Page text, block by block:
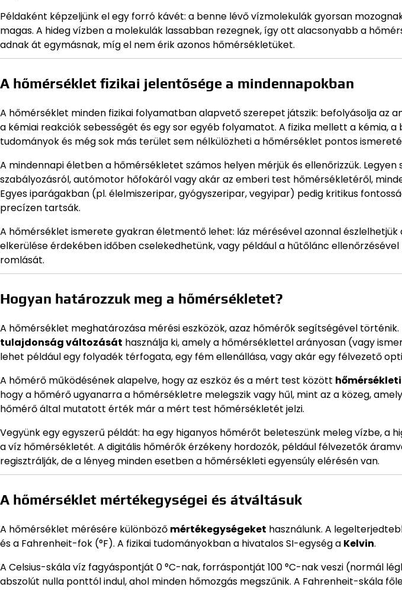
Példaként képzeljünk el egy forró kávét: a benne lévő vízmolekulák gyorsan
magas. A hideg vízben a molekulák lassabban rezegnek, így ott alacsonyabb a
adnak át egymásnak, míg el nem érik azonos hőmérsékletüket.
A hőmérséklet fizikai jelentősége a mindennapokban
A hőmérséklet minden fizikai folyamatban alapvető szerepet játszik: befolyásolja az
a kémiai reakciók sebességét és egy sor egyéb folyamatot. A fizika mellett a kémia,
tudományok és még sok más terület sem nélkülözheti a hőmérséklet pontos
A mindennapi életben a hőmérsékletet számos helyen mérjük és ellenőrizzük. Legyen
szabályozásról, autómotor hőfokáról vagy akár az emberi test hőmérsékletéről,
Egyes iparágakban (pl. élelmiszeripar, gyógyszeripar, vegyipar) pedig kritikus
precízen tartsák.
A hőmérséklet ismerete gyakran életmentő lehet: láz mérésével azonnal
elkerülése érdekében időben cselekedhetünk, vagy például a hűtőlánc
romlását.
Hogyan határozzuk meg a hőmérsékletet?
A hőmérséklet meghatározása mérési eszközök, azaz hőmérők segítségével
tulajdonság változását használja ki, amely a hőmérséklettel arányosan (vagy
lehet például egy folyadék térfogata, egy fém ellenállása, vagy akár egy félvezető
A hőmérő működésének alapelve, hogy az eszköz és a mért test között
hogy a hőmérő ugyanarra a hőmérsékletre melegszik vagy hűl, mint az a közeg,
hőmérő által mutatott érték már a mért test hőmérsékletét jelzi.
Vegyünk egy egyszerű példát: ha egy higanyos hőmérőt beleteszünk meleg vízbe, a
a víz hőmérsékletét. A digitális hőmérők érzékeny hordozók, például félvezetők
regisztrálják, de a lényeg minden esetben a hőmérsékleti egyensúly elérésén van.
A hőmérséklet mértékegységei és átváltásuk
A hőmérséklet mérésére különböző mértékegységeket használunk. A
és a Fahrenheit-fok (°F). A fizikai tudományokban a hivatalos SI-egység a Kelvin.
A Celsius-skála víz fagyáspontját 0 °C-nak, forráspontját 100 °C-nak veszi (normál
abszolút nulla ponttól indul, ahol minden hőmozgás megszűnik. A Fahrenheit-skála